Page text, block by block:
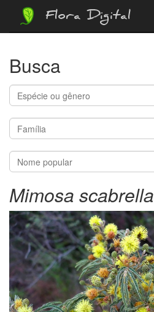
Flora Digital
Busca
Mimosa scabrella